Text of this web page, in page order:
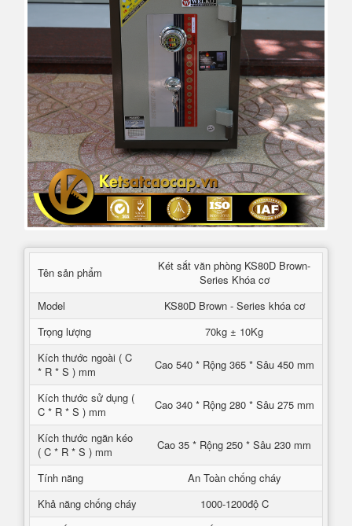
Tên sản phẩm
Két sắt văn phòng KS80D Brown-
Series Khóa cơ
Model
KS80D Brown - Series khóa cơ
Trọng lượng
70kg ± 10Kg
Kích thước ngoài ( C
* R * S ) mm
Cao 540 * Rộng 365 * Sâu 450 mm
Kích thước sử dụng (
C * R * S ) mm
Cao 340 * Rộng 280 * Sâu 275 mm
Kích thước ngăn kéo
( C * R * S ) mm
Cao 35 * Rộng 250 * Sâu 230 mm
Tính năng
An Toàn chống cháy
Khả năng chống cháy
1000-1200độ C